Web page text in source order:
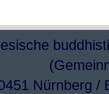
Nürnberg /